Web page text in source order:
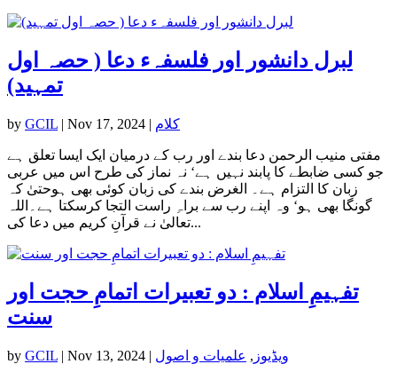
لبرل دانشور اور فلسفہء دعا ( حصہ اول
تمہید)
by GCIL | Nov 17, 2024 | کلام
مفتی منیب الرحمن دعا بندے اور رب کے درمیان ایک ایسا تعلق ہے
جو کسی ضابطے کا پابند نہیں ہے‘ نہ نماز کی طرح اس میں عربی
زبان کا التزام ہے۔ الغرض بندے کی زبان کوئی بھی ہوحتیٰ کہ
گونگا بھی ہو‘ وہ اپنے رب سے براہِ راست التجا کرسکتا ہے۔اللہ
تعالیٰ نے قرآنِ کریم میں دعا کی...
تفہیمِ اسلام : دو تعبیرات اتمامِ حجت اور
سنت
by GCIL | Nov 13, 2024 | ویڈیوز , علمیات و اصول